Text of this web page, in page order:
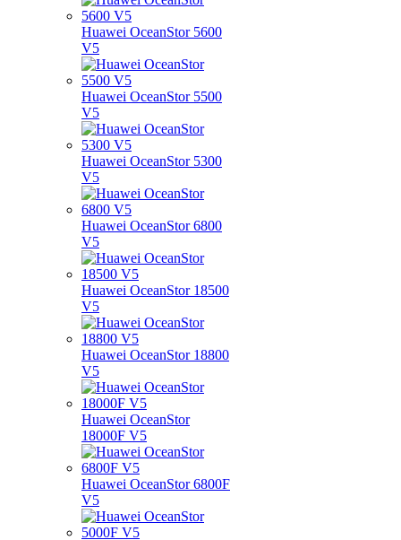
Huawei OceanStor 5600
V5
Huawei OceanStor 5500
V5
Huawei OceanStor 5300
V5
Huawei OceanStor 6800
V5
Huawei OceanStor 18500
V5
Huawei OceanStor 18800
V5
Huawei OceanStor
18000F V5
Huawei OceanStor 6800F
V5